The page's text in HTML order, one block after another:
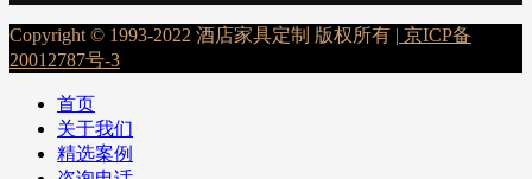
Copyright © 1993-2022 酒店家具定制 版权所有 | 京ICP备
20012787号-3
首页
关于我们
精选案例